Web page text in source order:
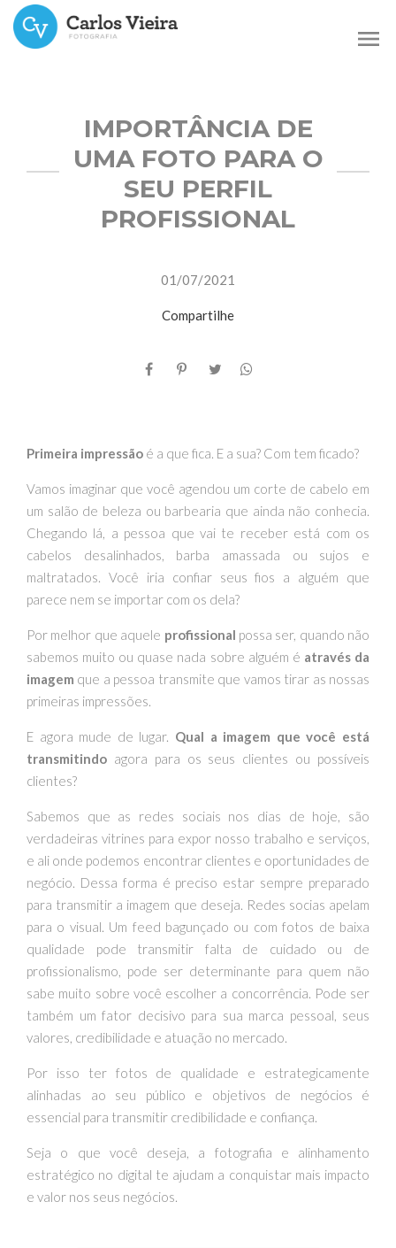
menu
IMPORTÂNCIA DE
UMA FOTO PARA O
SEU PERFIL
PROFISSIONAL
01/07/2021
Compartilhe
Primeira impressão é a que fica. E a sua? Com tem ficado?
Vamos imaginar que você agendou um corte de cabelo em
um salão de beleza ou barbearia que ainda não conhecia.
Chegando lá, a pessoa que vai te receber está com os
cabelos desalinhados, barba amassada ou sujos e
maltratados. Você iria confiar seus fios a alguém que
parece nem se importar com os dela?
Por melhor que aquele profissional possa ser, quando não
sabemos muito ou quase nada sobre alguém é através da
imagem que a pessoa transmite que vamos tirar as nossas
primeiras impressões.
E agora mude de lugar. Qual a imagem que você está
transmitindo agora para os seus clientes ou possíveis
clientes?
Sabemos que as redes sociais nos dias de hoje, são
verdadeiras vitrines para expor nosso trabalho e serviços,
e ali onde podemos encontrar clientes e oportunidades de
negócio. Dessa forma é preciso estar sempre preparado
para transmitir a imagem que deseja. Redes socias apelam
para o visual. Um feed bagunçado ou com fotos de baixa
qualidade pode transmitir falta de cuidado ou de
profissionalismo, pode ser determinante para quem não
sabe muito sobre você escolher a concorrência. Pode ser
também um fator decisivo para sua marca pessoal, seus
valores, credibilidade e atuação no mercado.
Por isso ter fotos de qualidade e estrategicamente
alinhadas ao seu público e objetivos de negócios é
essencial para transmitir credibilidade e confiança.
Seja o que você deseja, a fotografia e alinhamento
estratégico no digital te ajudam a conquistar mais impacto
e valor nos seus negócios.